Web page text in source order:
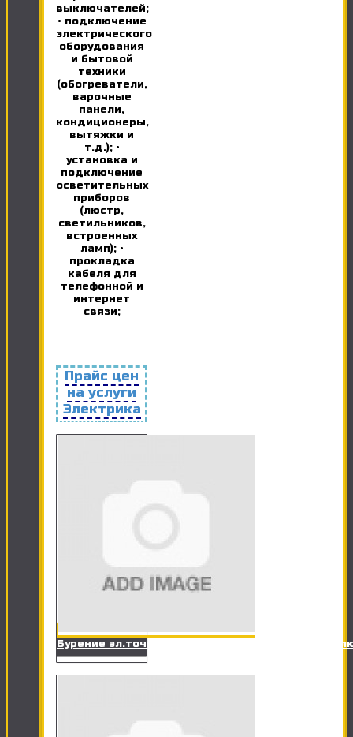
выключателей;
• подключение
электрического
оборудования
и бытовой
техники
(обогреватели,
варочные
панели,
кондиционеры,
вытяжки и
т.д.); •
установка и
подключение
осветительных
приборов
(люстр,
светильников,
встроенных
ламп); •
прокладка
кабеля для
телефонной и
интернет
связи;
Прайс цен
на услуги
Электрика
Бурение эл.точки в ж/б стене под розетку,